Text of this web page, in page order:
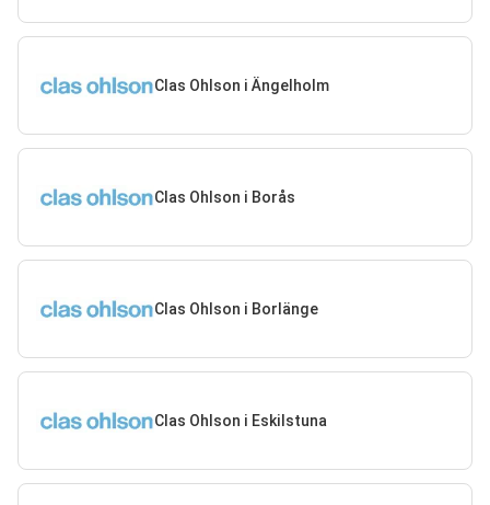
Clas Ohlson i Ängelholm
Clas Ohlson i Borås
Clas Ohlson i Borlänge
Clas Ohlson i Eskilstuna